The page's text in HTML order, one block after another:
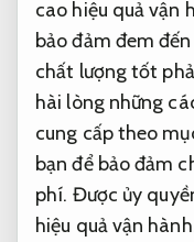
cao hiệu quả vận
bảo đảm đem
chất lượng tốt
hài lòng những
cung cấp theo
bạn để bảo đảm
phí. Được ủy
hiệu quả vận